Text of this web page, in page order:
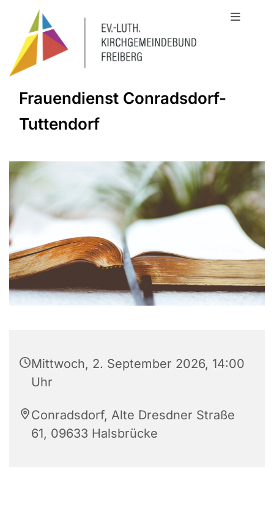
Frauendienst Conradsdorf-
Tuttendorf
Mittwoch, 2. September 2026, 14:00
Uhr
Conradsdorf, Alte Dresdner Straße
61, 09633 Halsbrücke